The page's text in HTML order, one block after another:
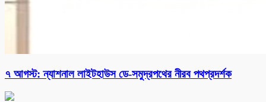
৭ আগস্ট: ন্যাশনাল লাইটহাউস ডে-সমুদ্রপথের নীরব পথপ্রদর্শক